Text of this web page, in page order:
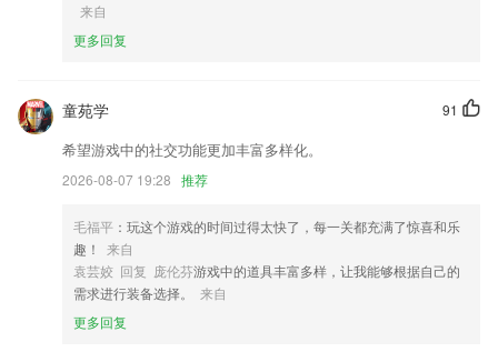
5,提前批院校全数据库，可查询各院校计划人数、专业、学费，多元化填
报方案，让学生的未来多一种选择。
新时代app下载安装软件优势
1.“读”、“写”、“拼”、“测”四大模块汇集了大量的动画、儿歌、互动性趣味
小游戏，从视觉、听觉、游戏互动操作中体验学习的乐趣！趣味拼读环
节，实时录音，让孩子不仅会认会写，还能大声读出来！
2.课后辅导，有不懂的不会的均可线上咨询，轻松掌握各项知识；
3.舒尔特方格是全世界范围内最简单、最有效也是最科学的注意力训练方
4.变级阅读更畅快背单词：原创难易变级阅读法，同一篇文章您可根据自
身英语能力一键变级，享受无障碍；
来自
更多回复
91
童苑学
希望游戏中的社交功能更加丰富多样化。
2026-08-07 19:28 推荐
毛福平 ：玩这个游戏的时间过得太快了，每一关都充满了惊喜和乐
趣！
来自
袁芸姣 回复 庞伦芬游戏中的道具丰富多样，让我能够根据自己的
需求进行装备选择。
来自
更多回复